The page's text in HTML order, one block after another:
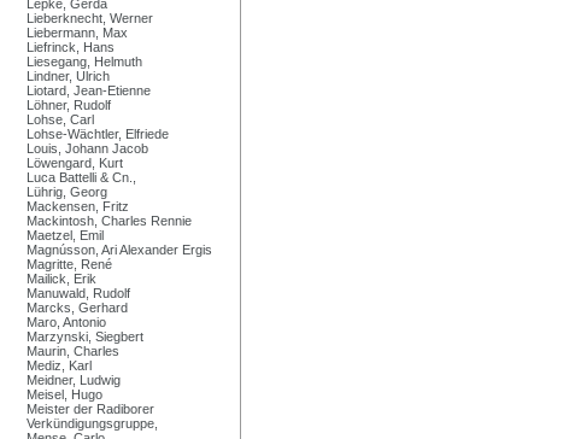
Lepke, Gerda
Lieberknecht, Werner
Liebermann, Max
Liefrinck, Hans
Liesegang, Helmuth
Lindner, Ulrich
Liotard, Jean-Etienne
Löhner, Rudolf
Lohse, Carl
Lohse-Wächtler, Elfriede
Louis, Johann Jacob
Löwengard, Kurt
Luca Battelli & Cn.,
Lührig, Georg
Mackensen, Fritz
Mackintosh, Charles Rennie
Maetzel, Emil
Magnússon, Ari Alexander Ergis
Magritte, René
Mailick, Erik
Manuwald, Rudolf
Marcks, Gerhard
Maro, Antonio
Marzynski, Siegbert
Maurin, Charles
Mediz, Karl
Meidner, Ludwig
Meisel, Hugo
Meister der Radiborer
Verkündigungsgruppe,